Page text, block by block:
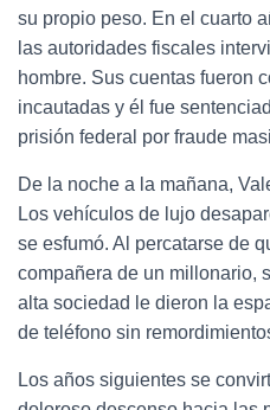
su propio peso. En el cuarto
las autoridades fiscales
hombre. Sus cuentas fueron
incautadas y él fue
prisión federal por fraude
De la noche a la mañana,
Los vehículos de lujo
se esfumó. Al percatarse de
compañera de un millonario,
alta sociedad le dieron la
de teléfono sin
Los años siguientes se